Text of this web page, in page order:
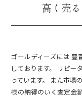
高く売
ゴールディーズには 豊
しております。 リピー
っています。 また市場
様の納得のいく査定金